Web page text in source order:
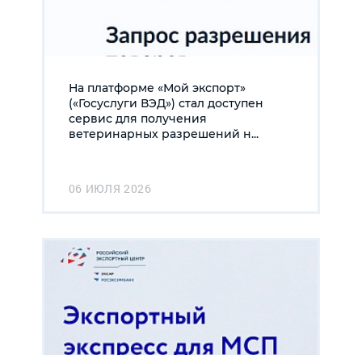
На платформе «Мой экспорт»
(«Госуслуги ВЭД») стал доступен
сервис для получения
ветеринарных разрешений н...
06 ИЮЛЯ 2026